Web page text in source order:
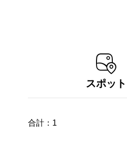
スポット
合計： 1